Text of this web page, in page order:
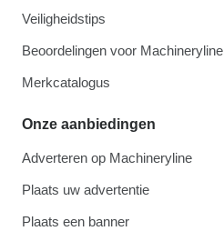
Veiligheidstips
Beoordelingen voor Machineryline
Merkcatalogus
Onze aanbiedingen
Adverteren op Machineryline
Plaats uw advertentie
Plaats een banner